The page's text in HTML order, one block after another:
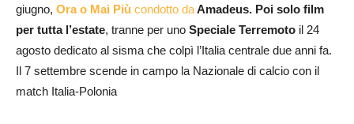
giugno, Ora o Mai Più condotto daAmadeus. Poi solo film
per tutta l’estate, tranne per uno Speciale Terremoto il 24
agosto dedicato al sisma che colpì l’Italia centrale due anni fa.
Il 7 settembre scende in campo la Nazionale di calcio con il
match Italia-Polonia